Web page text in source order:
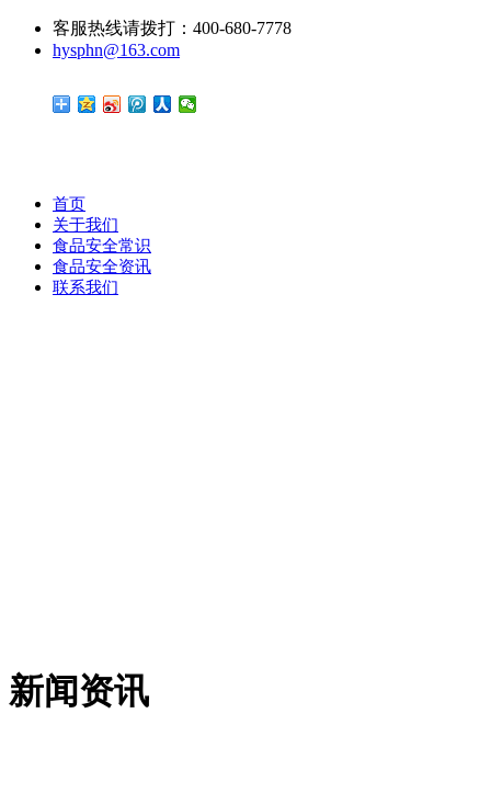
客服热线请拨打：400-680-7778
hysphn@163.com
首页
关于我们
食品安全常识
食品安全资讯
联系我们
新闻资讯